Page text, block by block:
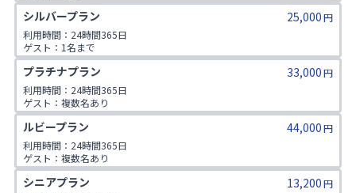
シルバープラン 25,000円
利用時間：24時間365日
ゲスト：1名まで
プラチナプラン 33,000円
利用時間：24時間365日
ゲスト：複数名あり
1日2コマ予約可
ルビープラン 44,000円
利用時間：24時間365日
ゲスト：複数名あり
1日3コマ予約可
シニアプラン 13,200円